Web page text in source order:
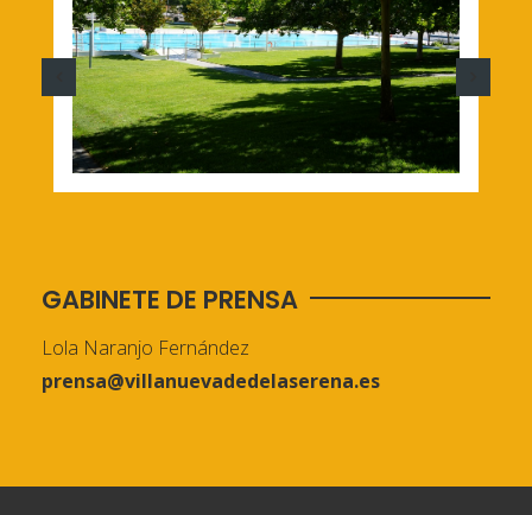
GABINETE DE PRENSA
Lola Naranjo Fernández
prensa@villanuevadedelaserena.es